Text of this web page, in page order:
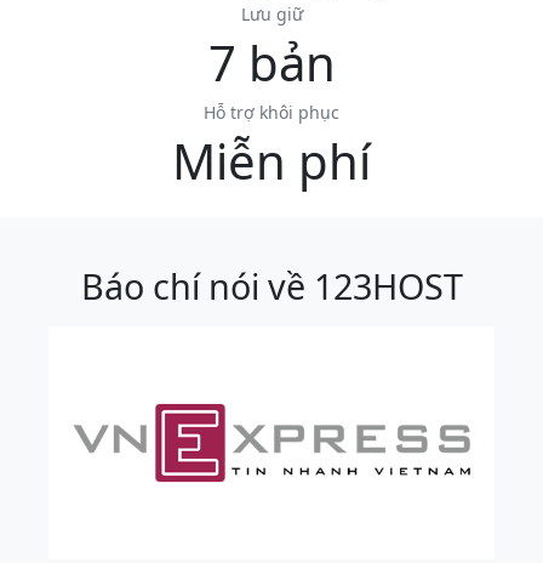
Lưu giữ
7 bản
Hỗ trợ khôi phục
Miễn phí
Báo chí nói về 123HOST